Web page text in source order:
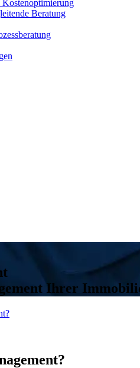
Beratung
Ihrer